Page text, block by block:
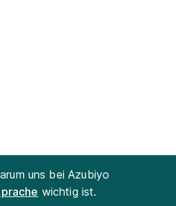
uns bei Azubiyo
wichtig ist.